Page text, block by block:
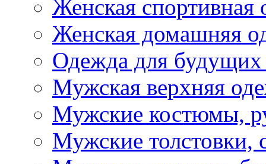
Женская спортивная
Женская домашняя
Одежда для
Мужская верхняя
Мужские костюмы,
Мужские толстовки,